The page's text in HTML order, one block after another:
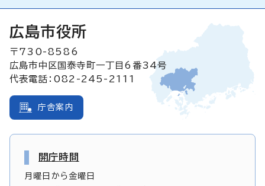
広島市役所
〒730-8586
広島市中区国泰寺町一丁目6番34号
代表電話：082-245-2111
庁舎案内
開庁時間
月曜日から金曜日